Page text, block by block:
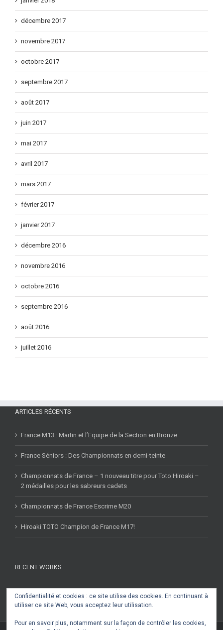
décembre 2017
novembre 2017
octobre 2017
septembre 2017
août 2017
juin 2017
mai 2017
avril 2017
mars 2017
février 2017
janvier 2017
décembre 2016
novembre 2016
octobre 2016
septembre 2016
août 2016
juillet 2016
ARTICLES RÉCENTS
France M13 : Martin et l’Equipe de la Section en Bronze
France Séniors : Des Championnats en demi-teinte
Championnats de France – 1 nouveau titre pour Toto Hiroaki –
2 médailles pour les sabreurs cadets
Championnats de France Escrime M20
Hiroaki TOTO Champion de France M17!
RECENT WORKS
Confidentialité et cookies : ce site utilise des cookies. En continuant à
utiliser ce site Web, vous acceptez leur utilisation.
Pour en savoir plus, notamment sur la façon de contrôler les cookies,